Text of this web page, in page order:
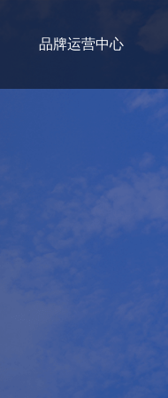
品牌运营中心